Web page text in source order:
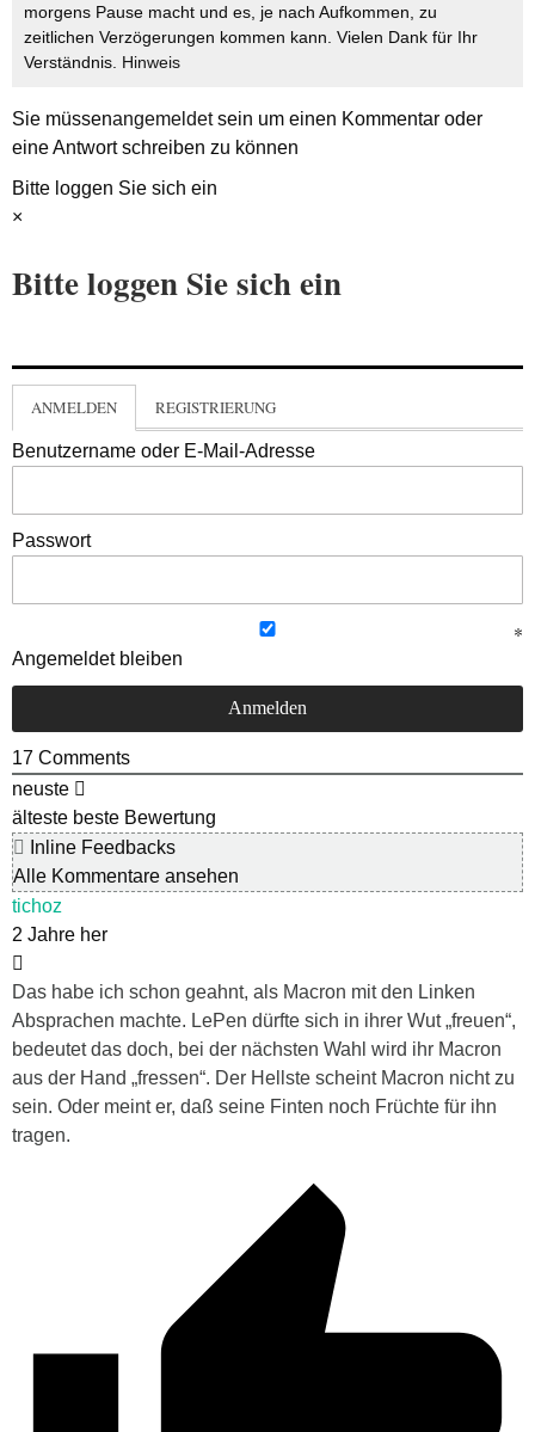
morgens Pause macht und es, je nach Aufkommen, zu
zeitlichen Verzögerungen kommen kann. Vielen Dank für Ihr
Verständnis. Hinweis
Sie müssenangemeldetsein um einen Kommentar oder
eine Antwort schreiben zu können
Bitte loggen Sie sich ein
×
Bitte loggen Sie sich ein
ANMELDEN REGISTRIERUNG
Benutzername oder E-Mail-Adresse
Passwort
Angemeldet bleiben
17 Comments
neuste
älteste beste Bewertung
Inline Feedbacks
Alle Kommentare ansehen
tichoz
2 Jahre her
Das habe ich schon geahnt, als Macron mit den Linken
Absprachen machte. LePen dürfte sich in ihrer Wut „freuen“,
bedeutet das doch, bei der nächsten Wahl wird ihr Macron
aus der Hand „fressen“. Der Hellste scheint Macron nicht zu
sein. Oder meint er, daß seine Finten noch Früchte für ihn
tragen.